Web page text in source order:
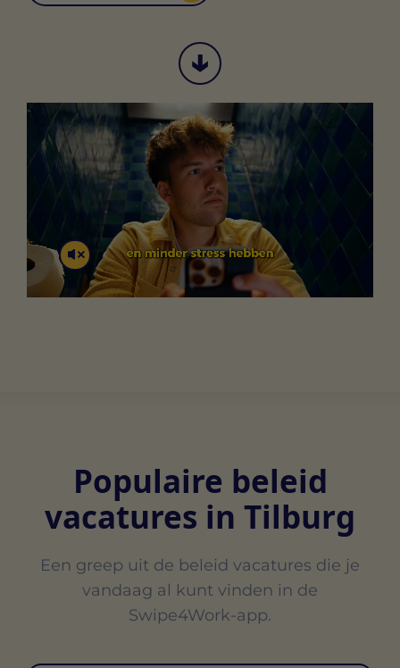
Populaire beleid
vacatures in Tilburg
Een greep uit de beleid vacatures die je
vandaag al kunt vinden in de
Swipe4Work-app.